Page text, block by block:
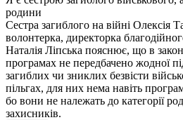
родини
Сестра загиблого на війні Олексія
волонтерка, директорка
Наталія Ліпська пояснює, що в
програмах не передбачено жодної
загиблих чи зниклих безвісти
пільгах, для них нема навіть
бо вони не належать до категорії
захисників.